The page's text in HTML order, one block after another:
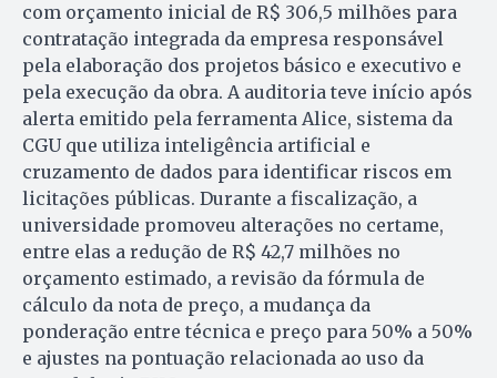
com orçamento inicial de R$ 306,5 milhões para
contratação integrada da empresa responsável
pela elaboração dos projetos básico e executivo e
pela execução da obra. A auditoria teve início após
alerta emitido pela ferramenta Alice, sistema da
CGU que utiliza inteligência artificial e
cruzamento de dados para identificar riscos em
licitações públicas. Durante a fiscalização, a
universidade promoveu alterações no certame,
entre elas a redução de R$ 42,7 milhões no
orçamento estimado, a revisão da fórmula de
cálculo da nota de preço, a mudança da
ponderação entre técnica e preço para 50% a 50%
e ajustes na pontuação relacionada ao uso da